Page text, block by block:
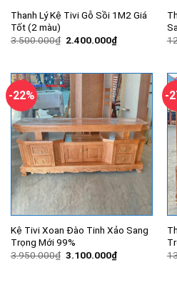
Thanh Lý Kệ Tivi Gỗ Sồi 1M2 Giá
Tốt (2 màu)
3.500.000₫ Giá
2.400.000₫Giá
hiện
2.400.000₫.
-22%
Kệ Tivi Xoan Đào Tinh Xảo Sang
Trọng Mới 99%
3.950.000₫ Giá
3.100.000₫Giá
hiện
-